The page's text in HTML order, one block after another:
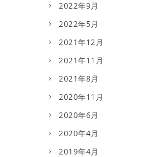
2022年9月
2022年5月
2021年12月
2021年11月
2021年8月
2020年11月
2020年6月
2020年4月
2019年4月